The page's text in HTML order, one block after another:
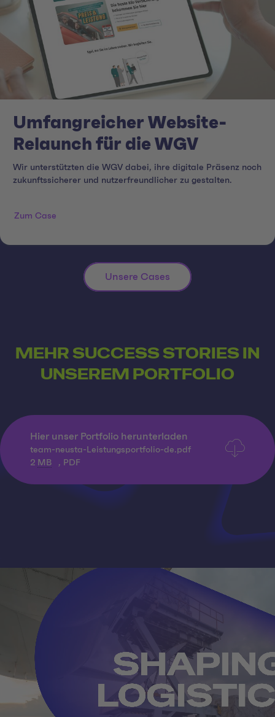
Umfangreicher Website-
Relaunch für die WGV
Wir unterstützten die WGV dabei, ihre digitale Präsenz noch
zukunftssicherer und nutzerfreundlicher zu gestalten.
Zum Case
Unsere Cases
MEHR SUCCESS STORIES IN
UNSEREM PORTFOLIO
Hier unser Portfolio herunterladen
team-neusta-Leistungsportfolio-de.pdf
2 MB , PDF